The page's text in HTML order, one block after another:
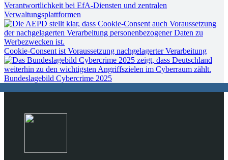
Verantwortlichkeit bei EfA-Diensten und zentralen
Verwaltungsplattformen
Cookie-Consent ist Voraussetzung nachgelagerter Verarbeitung
Bundeslagebild Cybercrime 2025